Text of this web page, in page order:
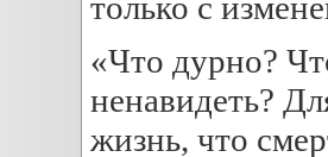
«Что дурно?
ненавидеть?
жизнь, что